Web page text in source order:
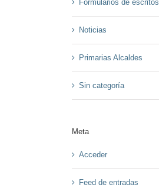
Formularios de escritos
Noticias
Primarias Alcaldes
Sin categoría
Meta
Acceder
Feed de entradas